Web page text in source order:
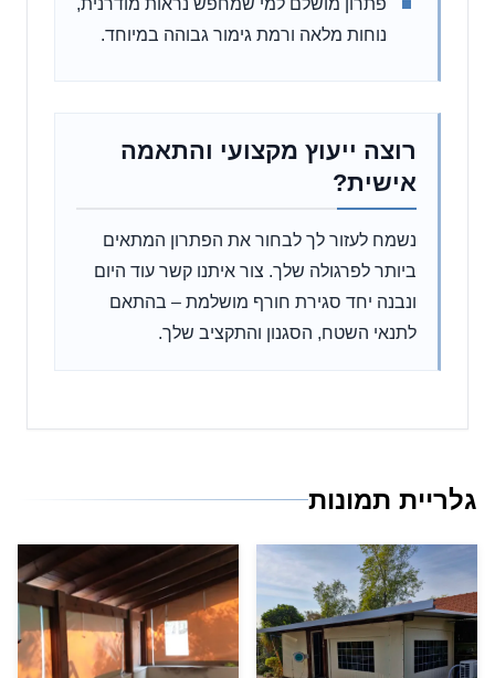
פתרון מושלם למי שמחפש נראות מודרנית,
נוחות מלאה ורמת גימור גבוהה במיוחד.
רוצה ייעוץ מקצועי והתאמה
אישית?
נשמח לעזור לך לבחור את הפתרון המתאים
ביותר לפרגולה שלך. צור איתנו קשר עוד היום
ונבנה יחד סגירת חורף מושלמת – בהתאם
לתנאי השטח, הסגנון והתקציב שלך.
גלריית תמונות